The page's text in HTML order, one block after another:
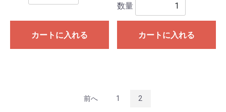
カートに入れる
数量
カートに入れる
前へ 1 2